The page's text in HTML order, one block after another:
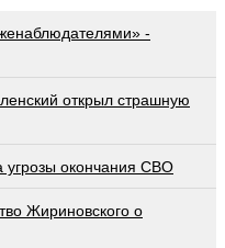
-
открыл страшную
угрозы окончания СВО
Жириновского о